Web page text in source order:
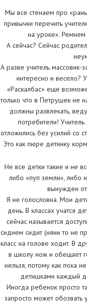
Мы все стенаем про
привычки перечить
на уроке».
А сейчас? Сейчас
А разве учитель массовик-
интересно и весело?
«Раскалбас» еще
только что в Петрушек не
должны развлекать,
потребители!
отложились без усилий со
Это как пюре детинку
Не все детки такие и не
либо «пуп земли», либо
вынужден
Я не голословна. Мои
день. В классах учатся
сейчас называется
сиднем сидит (няни то не
класс на голове ходит. В
в школу нож и обещает
нельзя, потому как пока
детишками каждый
Иногда ребенок просто
запросто может обозвать